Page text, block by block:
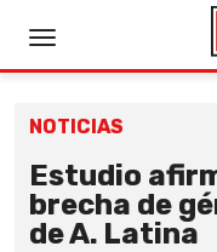
NOTICIAS
Estudio
brecha de
de A. Latina